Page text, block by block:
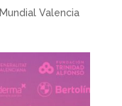
Mundial Valencia